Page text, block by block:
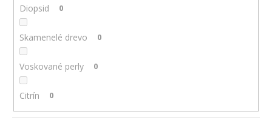
Diopsid 0
Skamenelé drevo 0
Voskované perly 0
Citrín 0